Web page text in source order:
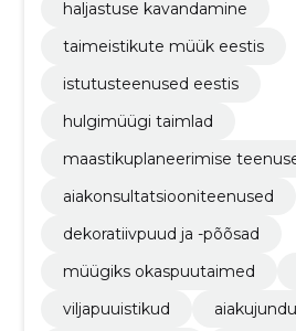
haljastuse kavandamine
taimeistikute müük eestis
istutusteenused eestis
hulgimüügi taimlad
maastikuplaneerimise
aiakonsultatsiooniteenused
dekoratiivpuud ja -põõsad
müügiks okaspuutaimed
viljapuuistikud